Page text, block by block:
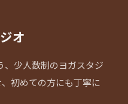
オ
少人数制のヨガスタジ
初めての方にも丁寧に